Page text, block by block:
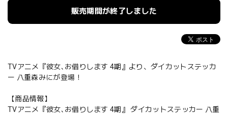
販売期間が終了しました
TVアニメ『彼女､お借りします 4期』より、ダイカットステッカ
ー 八重森みにが登場！
【商品情報】
TVアニメ『彼女､お借りします 4期』 ダイカットステッカー 八重